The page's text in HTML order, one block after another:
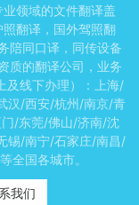
领域的文件翻译盖
翻译，国外驾照翻
陪同口译，同传设备
质的翻译公司，业务
及线下办理）：上海/
汉/西安/杭州/南京/青
/东莞/佛山/济南/沈
锡/南宁/石家庄/南昌/
全国各城市。
我们